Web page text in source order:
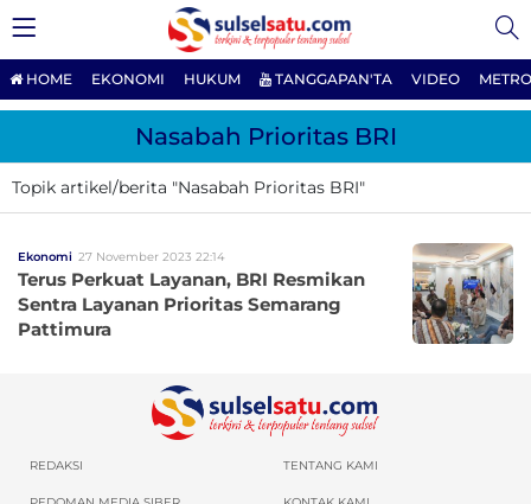
HOME EKONOMI HUKUM TANGGAPAN'TA VIDEO
Nasabah Prioritas BRI
Topik artikel/berita "Nasabah Prioritas BRI"
Ekonomi 27 November 2023 22:14
Terus Perkuat Layanan, BRI Resmikan
Sentra Layanan Prioritas Semarang
Pattimura
REDAKSI TENTANG KAMI